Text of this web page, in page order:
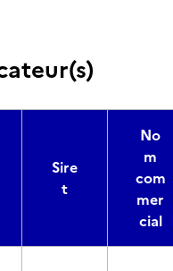
Sire
t
No
m
com
mer
cial